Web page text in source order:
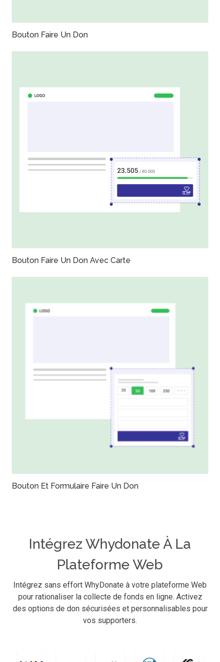
Bouton Faire Un Don
Bouton Faire Un Don Avec Carte
Bouton Et Formulaire Faire Un Don
Intégrez Whydonate À La
Plateforme Web
Intégrez sans effort WhyDonate à votre plateforme Web
pour rationaliser la collecte de fonds en ligne. Activez
des options de don sécurisées et personnalisables pour
vos supporters.